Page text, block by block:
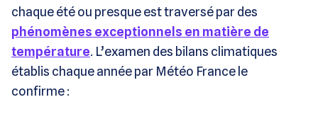
chaque été ou presque est traversé par des
phénomènes exceptionnels en matière de
température. L’examen des bilans climatiques
établis chaque année par Météo France le
confirme :